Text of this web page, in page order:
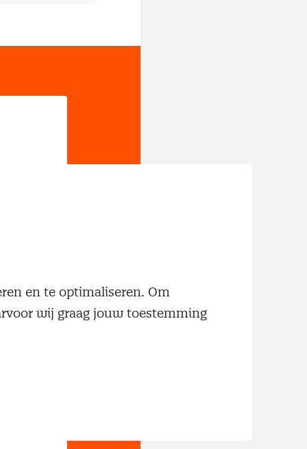
en te optimaliseren. Om
wij graag jouw toestemming